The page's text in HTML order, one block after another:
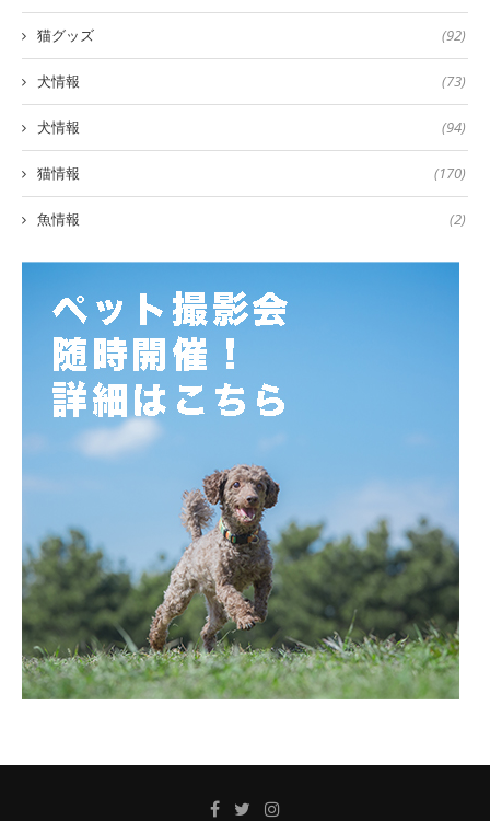
猫グッズ (92)
犬情報 (73)
犬情報 (94)
猫情報 (170)
魚情報 (2)